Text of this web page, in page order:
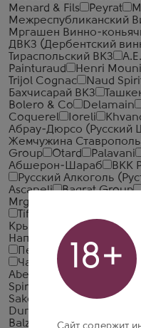
Menard & Fils
Peyrat
Межреспубликанский
Мргашен Винно-
ДВКЗ (Дербентский
Тираспольский ВКЗ
Painturaud
Henri
Trijol Cognac
Naud
Бахчисарай ВКЗ
Bolero & Co
Delamain
Coquerel
Ioreli
Абрау-Дюрсо (Русский
Жемчужина
Group
Otard Palavani
Абшерон-Шараб
ВКК
Русский Алкоголь
Ascaneli
Bagrat Group
Mrganush
Tiffon
Крым
Главспиртпром
Напитков Алаверди
Первомайский
Чандари
Шаумян-Вин
Aberfeldy
Aberlour
Spirits
Agrotequilera de
Sake Brewery
Akita
Duncan
Balzams AS
Ambrosia
18+
Сайт содержит